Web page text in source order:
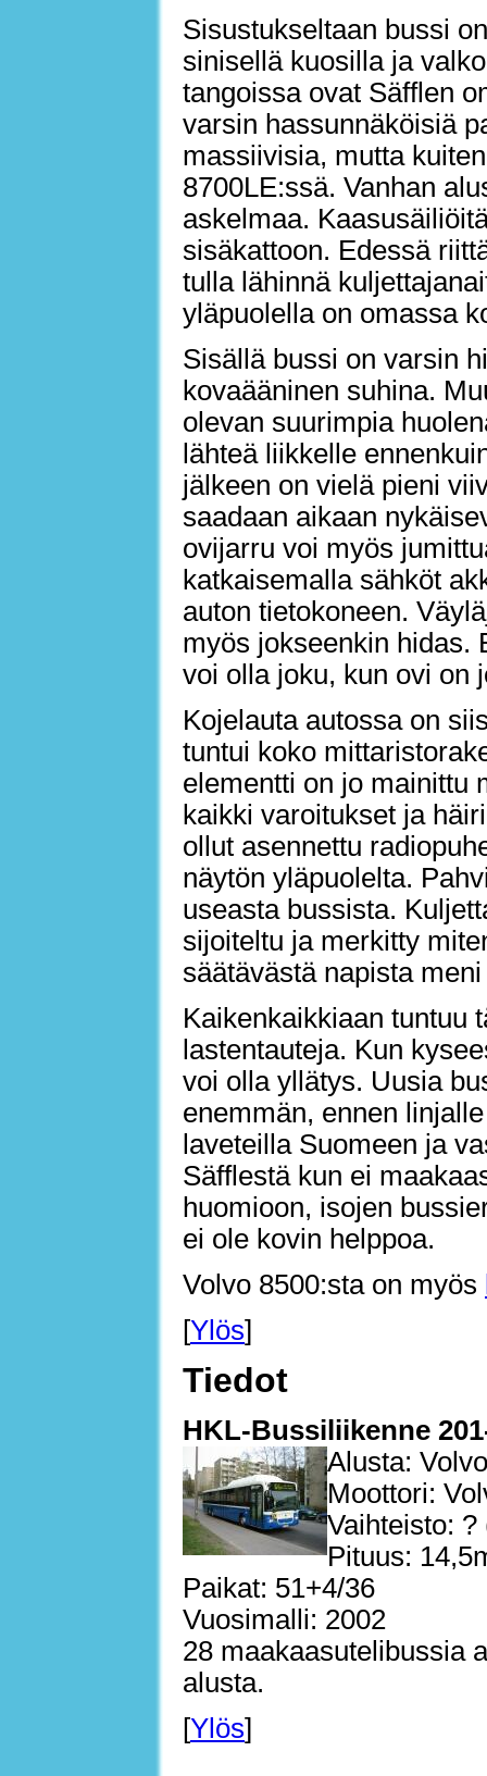
Sisustukseltaan bussi
sinisellä kuosilla ja
tangoissa ovat Säfflen
varsin hassunnäköisiä
massiivisia, mutta
8700LE:ssä. Vanhan
askelmaa.
sisäkattoon. Edessä
tulla lähinnä
yläpuolella on omassa
Sisällä bussi on varsin
kovaääninen suhina.
olevan suurimpia
lähteä liikkelle
jälkeen on vielä pieni
saadaan aikaan
ovijarru voi myös
katkaisemalla sähköt
auton tietokoneen.
myös jokseenkin hidas.
voi olla joku, kun ovi on
Kojelauta autossa on
tuntui koko
elementti on jo mainittu
kaikki varoitukset ja
ollut asennettu
näytön yläpuolelta.
useasta bussista.
sijoiteltu ja merkitty
säätävästä napista
Kaikenkaikkiaan tuntuu
lastentauteja. Kun
voi olla yllätys. Uusia
enemmän, ennen
laveteilla Suomeen ja
Säfflestä kun ei
huomioon, isojen
ei ole kovin helppoa.
Volvo 8500:sta on myös
[Ylös]
Tiedot
HKL-Bussiliikenne
Alusta:
Moottori:
Vaihteisto:
Pituus:
Paikat: 51+4/36
Vuosimalli: 2002
28 maakaasutelibussia
alusta.
[Ylös]